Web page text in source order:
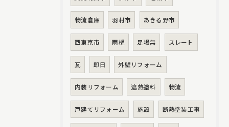
物流倉庫 羽村市 あきる野市
西東京市 雨樋 足場無 スレート
瓦 即日 外壁リフォーム
内装リフォーム 遮熱塗料 物流
戸建てリフォーム 施設 断熱塗装工事